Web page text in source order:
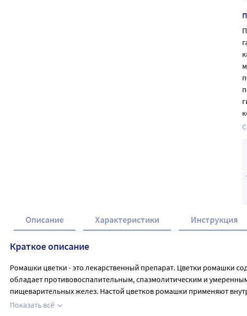
Описание Характеристики Инструкция
Краткое описание
Ромашки цветки - это лекарственный препарат. Цветки ромашки
обладает противовоспалительным, спазмолитическим и
пищеварительных желез. Настой цветков ромашки применяют
кишки, при хроническом энтерите, хроническом колите,
Показать всё